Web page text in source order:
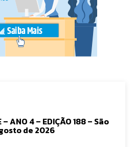
– ANO 4 – EDIÇÃO 188 – São
de 2026